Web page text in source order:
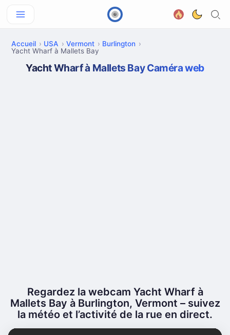
Accueil USA Vermont
Burlington
Yacht Wharf à Mallets Bay
Yacht Wharf à Mallets Bay Caméra web
Regardez la webcam Yacht Wharf à
Mallets Bay à Burlington, Vermont – suivez
la météo et l’activité de la rue en direct.